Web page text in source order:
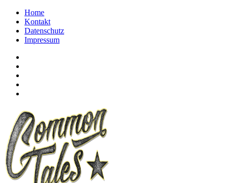
Home
Kontakt
Datenschutz
Impressum